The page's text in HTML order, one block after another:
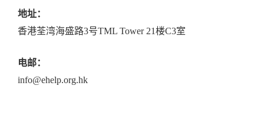
地址：
香港荃湾海盛路3号TML Tower 21楼C3室
电邮：
info@ehelp.org.hk